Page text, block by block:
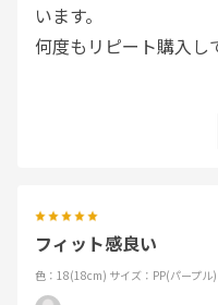
います。
何度もリピート購入し
フィット感良い
色：18(18cm) サイズ：PP(パープル)